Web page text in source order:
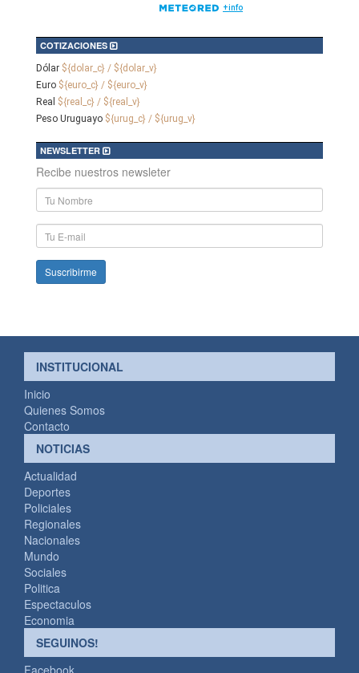
COTIZACIONES
Dólar ${dolar_c} / ${dolar_v}
Euro ${euro_c} / ${euro_v}
Real ${real_c} / ${real_v}
Peso Uruguayo ${urug_c} / ${urug_v}
NEWSLETTER
Recibe nuestros newsleter
Nombre
y
Apellido
E-
mail
INSTITUCIONAL
Inicio
Quienes Somos
Contacto
NOTICIAS
Actualidad
Deportes
Policiales
Regionales
Nacionales
Mundo
Sociales
Politica
Espectaculos
Economia
SEGUINOS!